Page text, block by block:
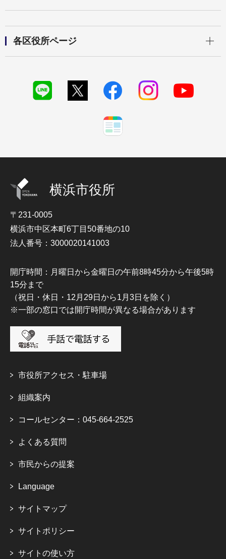
各区役所ページ
横浜市役所
〒231-0005
横浜市中区本町6丁目50番地の10
法人番号：3000020141003
開庁時間：月曜日から金曜日の午前8時45分から午後5時
15分まで
（祝日・休日・12月29日から1月3日を除く）
※一部の窓口では開庁時間が異なる場合があります
市役所アクセス・駐車場
組織案内
コールセンター：045-664-2525
よくある質問
市民からの提案
Language
サイトマップ
サイトポリシー
サイトの使い方